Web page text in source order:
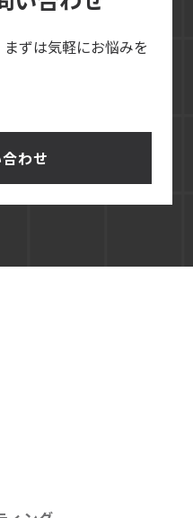
ずは気軽にお悩みを
わせ